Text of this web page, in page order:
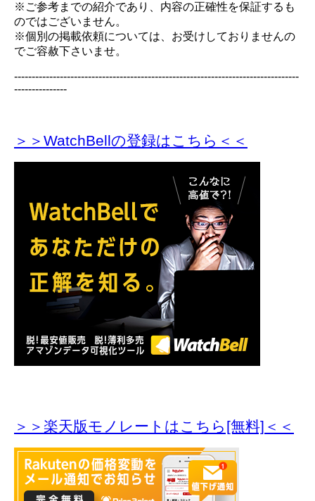
※ご参考までの紹介であり、内容の正確性を保証するも
のではございません。
※個別の掲載依頼については、お受けしておりませんの
でご容赦下さいませ。
---------------------------------------------------------------------------------
---------------
＞＞WatchBellの登録はこちら＜＜
＞＞楽天版モノレートはこちら[無料]＜＜